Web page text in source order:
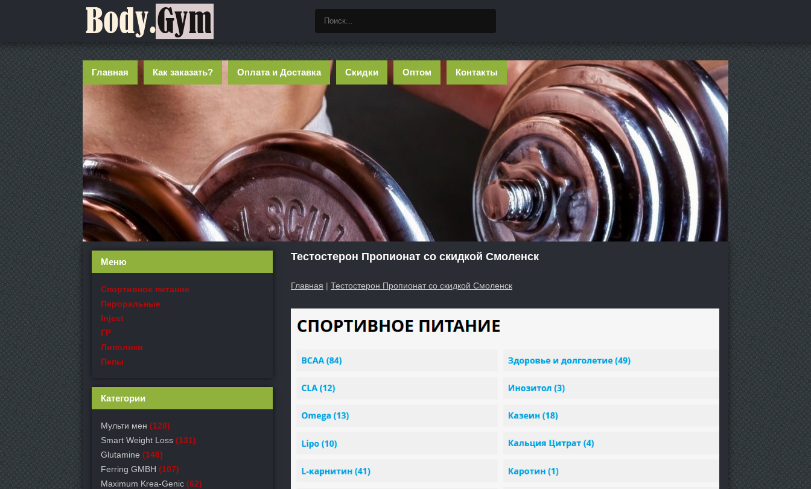
Главная Как заказать? Оплата и Доставка Скидки Оптом Контакты
Тестостерон Пропионат со скидкой Смоленск
Главная | Тестостерон Пропионат со скидкой Смоленск
Меню
Спортивное питание
Пероральные
Inject
ГР
Липолики
Пепы
Категории
Мульти мен (128)
Smart Weight Loss (131)
Glutamine (148)
Ferring GMBH (107)
Maximum Krea-Genic (62)